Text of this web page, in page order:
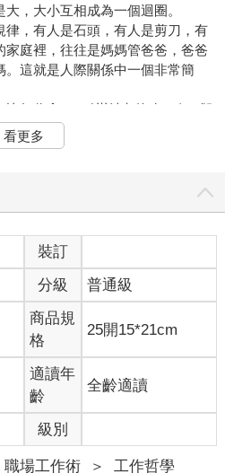
，大小互相成為一個迴圈。
律，有人是石頭，有人是剪刀，有
家庭裡，往往是媽媽管爸爸，爸爸
這就是人際關係中一個非常簡
如你拿A一點辦法都沒有，但B卻
某些方面，另外B可能還會聽從你的
種能量之間的互相制衡。它同時提
在人際關係中，心理才是最終的博
孩談戀愛，你可能要先跟女孩的閨
吵架了，閨密就能在她面前替你說
女孩的父母打好關係，照顧好岳
，他們肯定會幫你勸勸她。
護的人甚至是在你仰仗的人身邊，
、布」的布局，且一定會在必要時
有一項絕活，就是蒸的包子很好
這位朋友家拜訪，他都請阿姨蒸包
來也更開心。你可能很難想像，
甚至專門「借」這位阿姨去他們
看更多
裝訂
分級 普通級
商品規
格
25開15*21cm
適讀年
齡
全齡適讀
級別
職場工作術 ＞ 工作哲學